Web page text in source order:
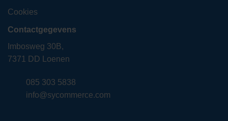
Cookies
Contactgegevens
Imbosweg 30B,
7371 DD Loenen
085 303 5838
info@sycommerce.com